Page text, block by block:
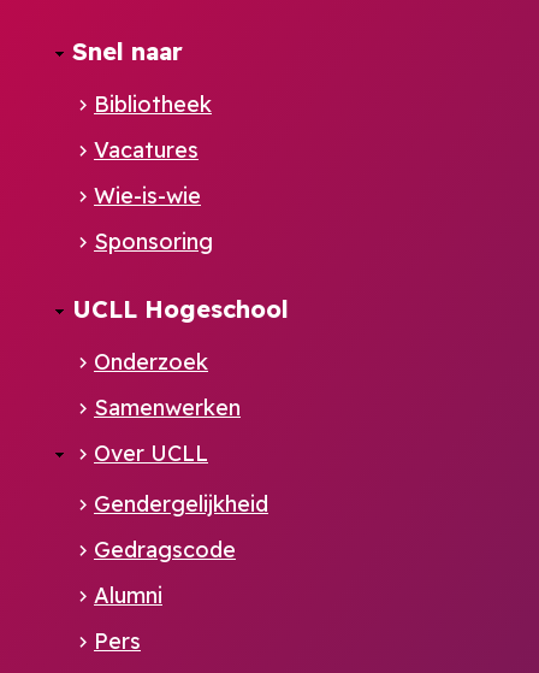
Footer
NL
Snel naar
Bibliotheek
Vacatures
Wie-is-wie
Sponsoring
UCLL Hogeschool
Onderzoek
Samenwerken
Over UCLL
Gendergelijkheid
Gedragscode
Alumni
Pers